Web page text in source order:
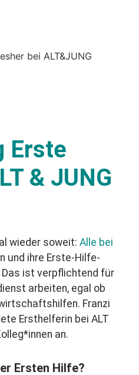
Erste
& JUNG
wieder soweit:Alle bei
und ihre Erste-Hilfe-
ist verpflichtend für
arbeiten, egal ob
Franzi
Ersthelferin bei ALT
an.
Ersten Hilfe?